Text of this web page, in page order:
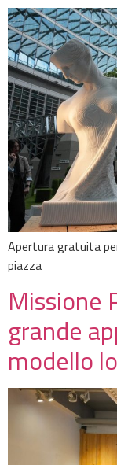
Apertura gratuita
piazza
Missione
grande
modello